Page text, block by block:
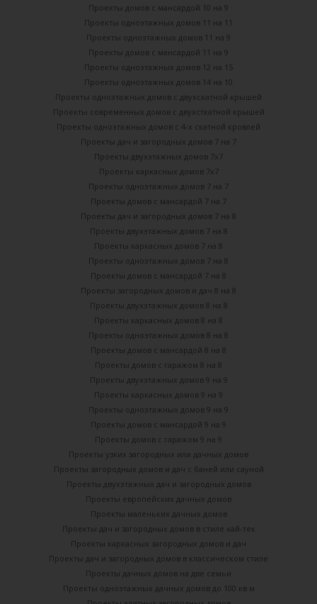
Проекты домов с мансардой 10 на 9
Проекты одноэтажных домов 11 на 11
Проекты одноэтажных домов 11 на 9
Проекты домов с мансардой 11 на 9
Проекты одноэтажных домов 12 на 15
Проекты одноэтажных домов 14 на 10
Проекты одноэтажных домов с двухскатной крышей
Проекты современных домов с двухсткатной крышей
Проекты одноэтажных домов с 4-х скатной кровлей
Проекты дач и загородных домов 7 на 7
Проекты двухэтажных домов 7х7
Проекты каркасных домов 7х7
Проекты одноэтажных домов 7 на 7
Проекты домов с мансардой 7 на 7
Проекты дач и загородных домов 7 на 8
Проекты двухэтажных домов 7 на 8
Проекты каркасных домов 7 на 8
Проекты одноэтажных домов 7 на 8
Проекты домов с мансардой 7 на 8
Проекты загородных домов и дач 8 на 8
Проекты двухэтажных домов 8 на 8
Проекты каркасных домов 8 на 8
Проекты одноэтажных домов 8 на 8
Проекты домов с мансардой 8 на 8
Проекты домов с гаражом 8 на 8
Проекты двухэтажных домов 9 на 9
Проекты каркасных домов 9 на 9
Проекты одноэтажных домов 9 на 9
Проекты домов с мансардой 9 на 9
Проекты домов с гаражом 9 на 9
Проекты узких загородных или дачных домов
Проекты загородных домов и дач с баней или сауной
Проекты двухэтажных дач и загородных домов
Проекты европейских дачных домов
Проекты маленьких дачных домов
Проекты дач и загородных домов в стиле хай-тек
Проекты каркасных загородных домов и дач
Проекты дач и загородных домов в классическом стиле
Проекты дачных домов на две семьи
Проекты одноэтажных дачных домов до 100 кв м